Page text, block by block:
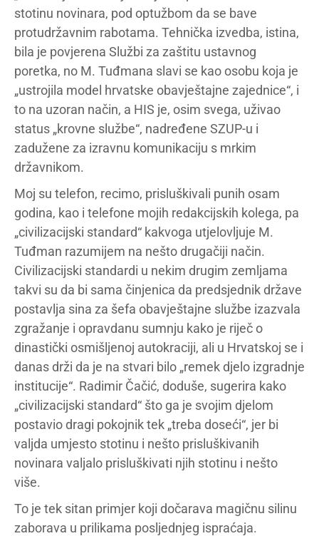
stotinu novinara, pod optužbom da se bave
protudržavnim rabotama. Tehnička izvedba, istina,
bila je povjerena Službi za zaštitu ustavnog
poretka, no M. Tuđmana slavi se kao osobu koja je
„ustrojila model hrvatske obavještajne zajednice“, i
to na uzoran način, a HIS je, osim svega, uživao
status „krovne službe“, nadređene SZUP-u i
zadužene za izravnu komunikaciju s mrkim
državnikom.
Moj su telefon, recimo, prisluškivali punih osam
godina, kao i telefone mojih redakcijskih kolega, pa
„civilizacijski standard“ kakvoga utjelovljuje M.
Tuđman razumijem na nešto drugačiji način.
Civilizacijski standardi u nekim drugim zemljama
takvi su da bi sama činjenica da predsjednik države
postavlja sina za šefa obavještajne službe izazvala
zgražanje i opravdanu sumnju kako je riječ o
dinastički osmišljenoj autokraciji, ali u Hrvatskoj se i
danas drži da je na stvari bilo „remek djelo izgradnje
institucije“. Radimir Čačić, doduše, sugerira kako
„civilizacijski standard“ što ga je svojim djelom
postavio dragi pokojnik tek „treba doseći“, jer bi
valjda umjesto stotinu i nešto prisluškivanih
novinara valjalo prisluškivati njih stotinu i nešto
više.
To je tek sitan primjer koji dočarava magičnu silinu
zaborava u prilikama posljednjeg ispraćaja.